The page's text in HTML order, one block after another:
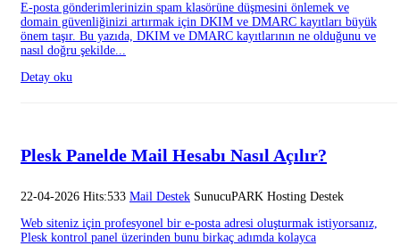
E-posta gönderimlerinizin spam klasörüne düşmesini önlemek ve
domain güvenliğinizi artırmak için DKIM ve DMARC kayıtları büyük
önem taşır. Bu yazıda, DKIM ve DMARC kayıtlarının ne olduğunu ve
nasıl doğru şekilde...
Detay oku
Plesk Panelde Mail Hesabı Nasıl Açılır?
22-04-2026 Hits:533 Mail Destek SunucuPARK Hosting Destek
Web siteniz için profesyonel bir e-posta adresi oluşturmak istiyorsanız,
Plesk kontrol panel üzerinden bunu birkaç adımda kolayca